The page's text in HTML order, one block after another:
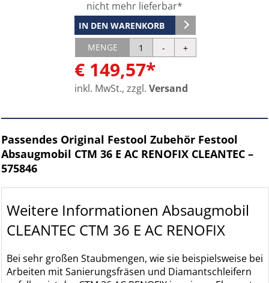
nicht mehr lieferbar*
IN DEN WARENKORB
MENGE
€ 149,57*
inkl. MwSt., zzgl. Versand
Passendes Original Festool Zubehör Festool
Absaugmobil CTM 36 E AC RENOFIX CLEANTEC –
575846
Weitere Informationen Absaugmobil
CLEANTEC CTM 36 E AC RENOFIX
Bei sehr großen Staubmengen, wie sie beispielsweise bei
Arbeiten mit Sanierungsfräsen und Diamantschleifern